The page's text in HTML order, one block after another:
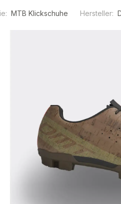
MTB Klickschuhe Hersteller: